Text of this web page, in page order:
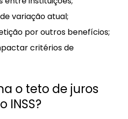
variação atual;
por outros benefícios;
critérios de
o teto de juros
INSS?